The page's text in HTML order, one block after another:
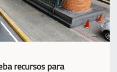
recursos para